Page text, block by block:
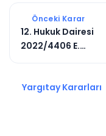
Önceki Karar
12. Hukuk Dairesi
2022/4406 E.
Yargıtay Kararları